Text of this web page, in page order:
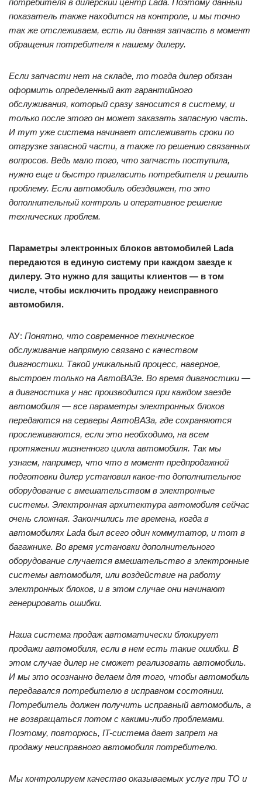
показатель также находится на контроле, и мы точно
так же отслеживаем, есть ли данная запчасть в момент
обращения потребителя к нашему дилеру.
Если запчасти нет на складе, то тогда дилер обязан
оформить определенный акт гарантийного
обслуживания, который сразу заносится в систему, и
только после этого он может заказать запасную часть.
И тут уже система начинает отслеживать сроки по
отгрузке запасной части, а также по решению связанных
вопросов. Ведь мало того, что запчасть поступила,
нужно еще и быстро пригласить потребителя и решить
проблему. Если автомобиль обездвижен, то это
дополнительный контроль и оперативное решение
технических проблем.
Параметры электронных блоков автомобилей Lada
передаются в единую систему при каждом заезде к
дилеру. Это нужно для защиты клиентов — в том
числе, чтобы исключить продажу неисправного
автомобиля.
АУ: Понятно, что современное техническое
обслуживание напрямую связано с качеством
диагностики. Такой уникальный процесс, наверное,
выстроен только на АвтоВАЗе. Во время диагностики —
а диагностика у нас производится при каждом заезде
автомобиля — все параметры электронных блоков
передаются на серверы АвтоВАЗа, где сохраняются
прослеживаются, если это необходимо, на всем
протяжении жизненного цикла автомобиля. Так мы
узнаем, например, что что в момент предпродажной
подготовки дилер установил какое-то дополнительное
оборудование с вмешательством в электронные
системы. Электронная архитектура автомобиля сейчас
очень сложная. Закончились те времена, когда в
автомобилях Lada был всего один коммутатор, и тот в
багажнике. Во время установки дополнительного
оборудование случается вмешательство в электронные
системы автомобиля, или воздействие на работу
электронных блоков, и в этом случае они начинают
генерировать ошибки.
Наша система продаж автоматически блокирует
продажи автомобиля, если в нем есть такие ошибки. В
этом случае дилер не сможет реализовать автомобиль.
И мы это осознанно делаем для того, чтобы автомобиль
передавался потребителю в исправном состоянии.
Потребитель должен получить исправный автомобиль, а
не возвращаться потом с какими-либо проблемами.
Поэтому, повторюсь, IT-система дает запрет на
продажу неисправного автомобиля потребителю.
Мы контролируем качество оказываемых услуг при ТО и